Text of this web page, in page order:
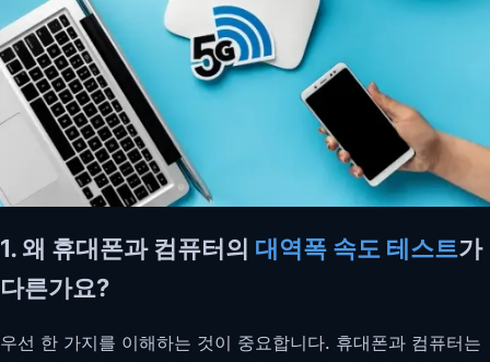
1. 왜 휴대폰과 컴퓨터의 대역폭 속도 테스트가
다른가요?
우선 한 가지를 이해하는 것이 중요합니다. 휴대폰과 컴퓨터는